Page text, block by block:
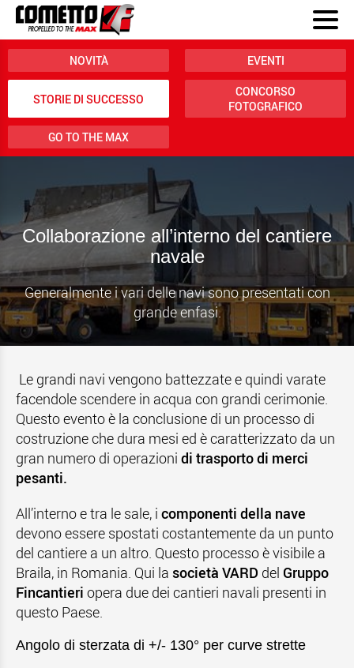
NOVITÀ EVENTI
STORIE DI SUCCESSO
CONCORSO
FOTOGRAFICO
GO TO THE MAX
Collaborazione all’interno del cantiere
navale
Generalmente i vari delle navi sono presentati con
grande enfasi.
Le grandi navi vengono battezzate e quindi varate
facendole scendere in acqua con grandi cerimonie.
Questo evento è la conclusione di un processo di
costruzione che dura mesi ed è caratterizzato da un
gran numero di operazioni di trasporto di merci
pesanti.
All’interno e tra le sale, i componenti della nave
devono essere spostati costantemente da un punto
del cantiere a un altro. Questo processo è visibile a
Braila, in Romania. Qui la società VARD del Gruppo
Fincantieri opera due dei cantieri navali presenti in
questo Paese.
Angolo di sterzata di +/- 130° per curve strette